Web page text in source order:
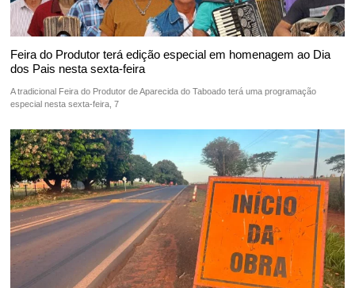
Feira do Produtor terá edição especial em homenagem ao Dia
dos Pais nesta sexta-feira
A tradicional Feira do Produtor de Aparecida do Taboado terá uma programação
especial nesta sexta-feira, 7